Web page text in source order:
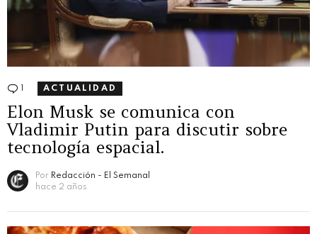
Comentario
ACTUALIDAD
Elon Musk se comunica con
Vladimir Putin para discutir sobre
tecnología espacial.
Por Redacción - El Semanal
hace 2 años